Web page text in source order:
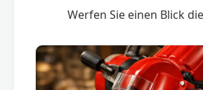
Werfen Sie einen Blick